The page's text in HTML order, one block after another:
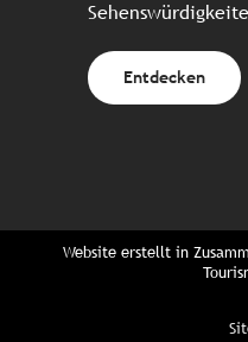
Entdecken
Website erstellt in